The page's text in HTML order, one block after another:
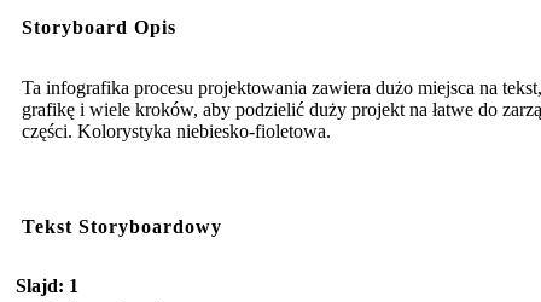
Storyboard Opis
Ta infografika procesu projektowania zawiera dużo miejsca na tekst,
grafikę i wiele kroków, aby podzielić duży projekt na łatwe do
części. Kolorystyka niebiesko-fioletowa.
Tekst Storyboardowy
Slajd: 1